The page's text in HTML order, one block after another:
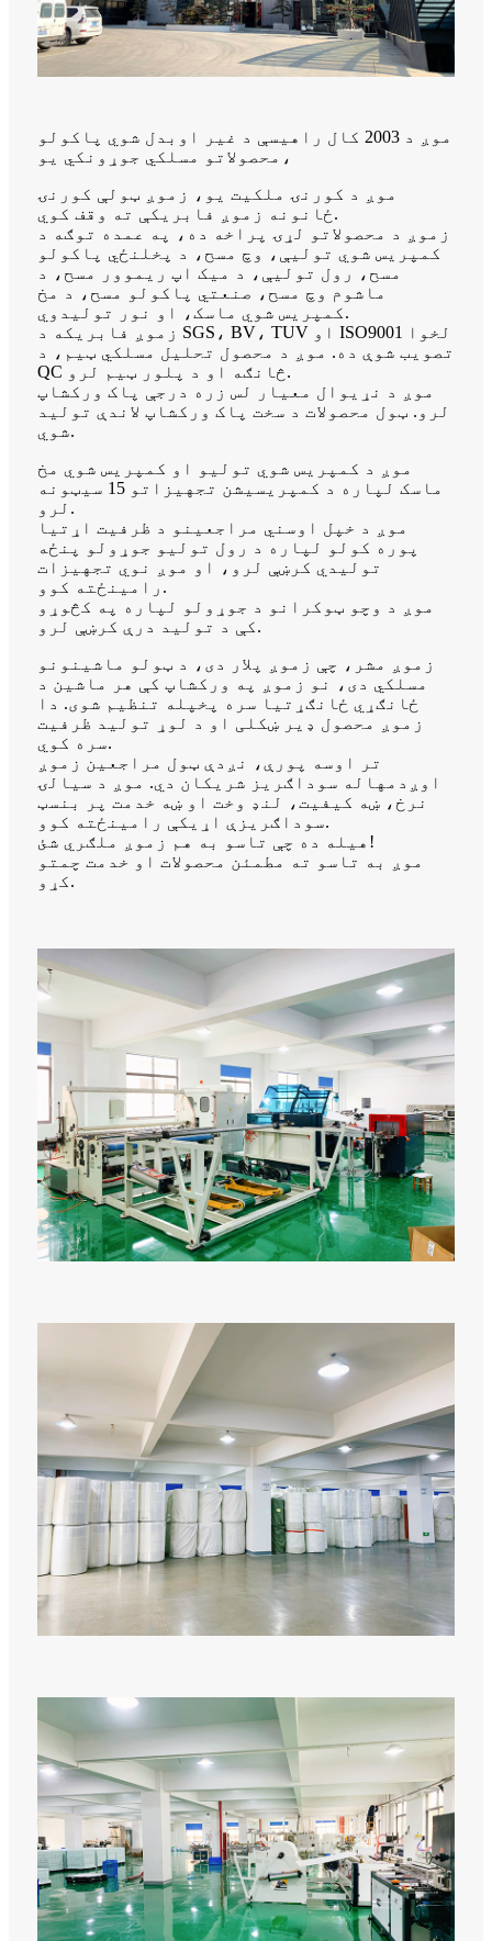
موږ د 2003 کال راهیسې د غیر اوبدل شوي پاکولو
محصولاتو مسلکي جوړونکي یو،
موږ د کورنۍ ملکیت یو، زموږ ټولې کورنۍ
ځانونه زموږ فابریکې ته وقف کوي.
زموږ د محصولاتو لړۍ پراخه ده، په عمده توګه د
کمپریس شوي تولیې، وچ مسح، د پخلنځي پاکولو
مسح، رول تولیې، د میک اپ ریموور مسح، د
ماشوم وچ مسح، صنعتي پاکولو مسح، د مخ
کمپریس شوي ماسک، او نور تولیدوي.
زموږ فابریکه د SGS، BV، TUV او ISO9001 لخوا
تصویب شوې ده. موږ د محصول تحلیل مسلکي ټیم، د
QC څانګه او د پلور ټیم لرو.
موږ د نړیوال معیار لس زره درجې پاک ورکشاپ
لرو. ټول محصولات د سخت پاک ورکشاپ لاندې تولید
شوي.
موږ د کمپریس شوي تولیو او کمپریس شوي مخ
ماسک لپاره د کمپریسیشن تجهیزاتو 15 سیټونه
لرو.
موږ د خپل اوسني مراجعینو د ظرفیت اړتیا
پوره کولو لپاره د رول تولیو جوړولو پنځه
تولیدي کرښې لرو، او موږ نوي تجهیزات
رامینځته کوو.
موږ د وچو ټوکرانو د جوړولو لپاره په کڅوړو
کې د تولید درې کرښې لرو.
زموږ مشر، چې زموږ پلار دی، د ټولو ماشینونو
مسلکي دی، نو زموږ په ورکشاپ کې هر ماشین د
ځانګړي ځانګړتیا سره پخپله تنظیم شوی. دا
زموږ محصول ډیر ښکلی او د لوړ تولید ظرفیت
سره کوي.
تر اوسه پورې، نږدې ټول مراجعین زموږ
اوږدمهاله سوداګریز شریکان دي. موږ د سیالۍ
نرخ، ښه کیفیت، لنډ وخت او ښه خدمت پر بنسټ
سوداګریزې اړیکې رامینځته کوو.
هیله ده چې تاسو به هم زموږ ملګري شئ!
موږ به تاسو ته مطمئن محصولات او خدمت چمتو
کړو.